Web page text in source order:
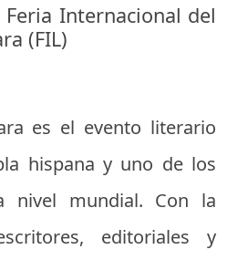
Internacional del
(FIL)
es el evento literario
hispana y uno de los
nivel mundial. Con la
editoriales y